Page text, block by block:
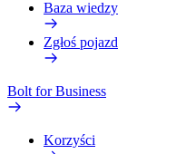
Baza wiedzy
Zgłoś pojazd
Bolt for Business
Korzyści